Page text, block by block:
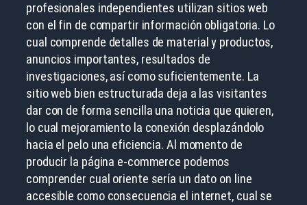
profesionales independientes utilizan sitios web
con el fin de compartir información obligatoria. Lo
cual comprende detalles de material y productos,
anuncios importantes, resultados de
investigaciones, así­ como suficientemente. La
sitio web bien estructurada deja a las visitantes
dar con de forma sencilla una noticia que quieren,
lo cual mejoramiento la conexión desplazándolo
hacia el pelo una eficiencia. Al momento de
producir la página e-commerce podemos
comprender cual oriente serí­a un dato on line
accesible como consecuencia el internet, cual se